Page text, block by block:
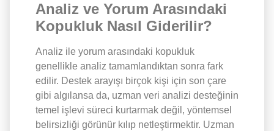
Analiz ve Yorum Arasındaki
Kopukluk Nasıl Giderilir?
Analiz ile yorum arasındaki kopukluk
genellikle analiz tamamlandıktan sonra fark
edilir. Destek arayışı birçok kişi için son çare
gibi algılansa da, uzman veri analizi desteğinin
temel işlevi süreci kurtarmak değil, yöntemsel
belirsizliği görünür kılıp netleştirmektir. Uzman